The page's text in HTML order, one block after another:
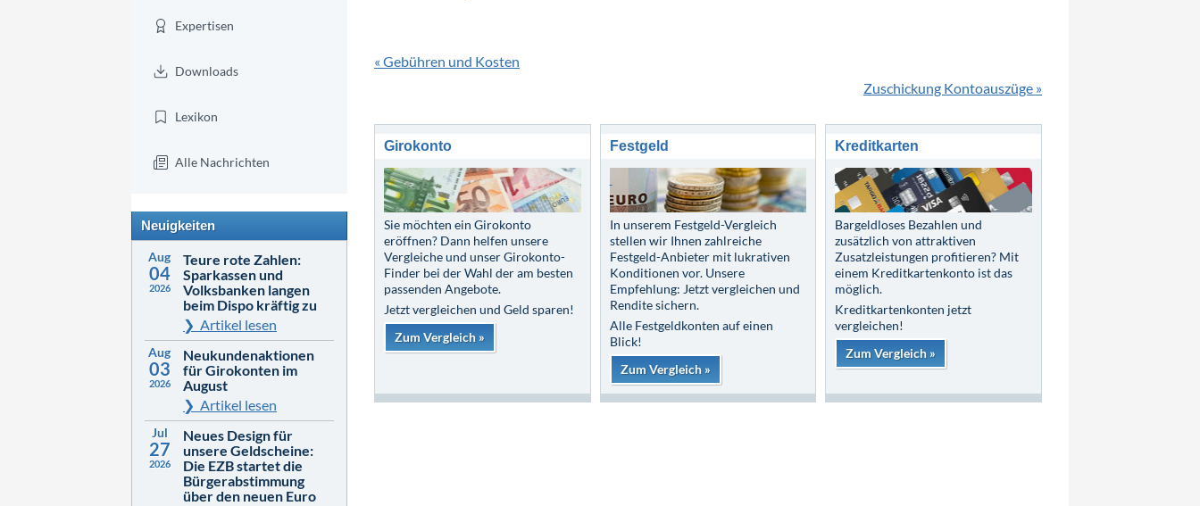
« Gebühren und Kosten
Zuschickung Kontoauszüge »
Girokonto
Sie möchten ein Girokonto
eröffnen? Dann helfen unsere
Vergleiche und unser Girokonto-
Finder bei der Wahl der am besten
passenden Angebote.
Jetzt vergleichen und Geld sparen!
Zum Vergleich »
Festgeld
In unserem Festgeld-Vergleich
stellen wir Ihnen zahlreiche
Festgeld-Anbieter mit lukrativen
Konditionen vor. Unsere
Empfehlung: Jetzt vergleichen und
Rendite sichern.
Alle Festgeldkonten auf einen
Blick!
Zum Vergleich »
Kreditkarten
Bargeldloses Bezahlen und
zusätzlich von attraktiven
Zusatzleistungen profitieren? Mit
einem Kreditkartenkonto ist das
möglich.
Kreditkartenkonten jetzt
vergleichen!
Zum Vergleich »
Expertisen
Downloads
Lexikon
Alle Nachrichten
Neuigkeiten
Teure rote Zahlen:
Sparkassen und
Volksbanken langen
beim Dispo kräftig zu
Artikel lesen
Aug
04
2026
Neukundenaktionen
für Girokonten im
August
Artikel lesen
Aug
03
2026
Neues Design für
unsere Geldscheine:
Die EZB startet die
Bürgerabstimmung
über den neuen Euro
Jul
27
2026